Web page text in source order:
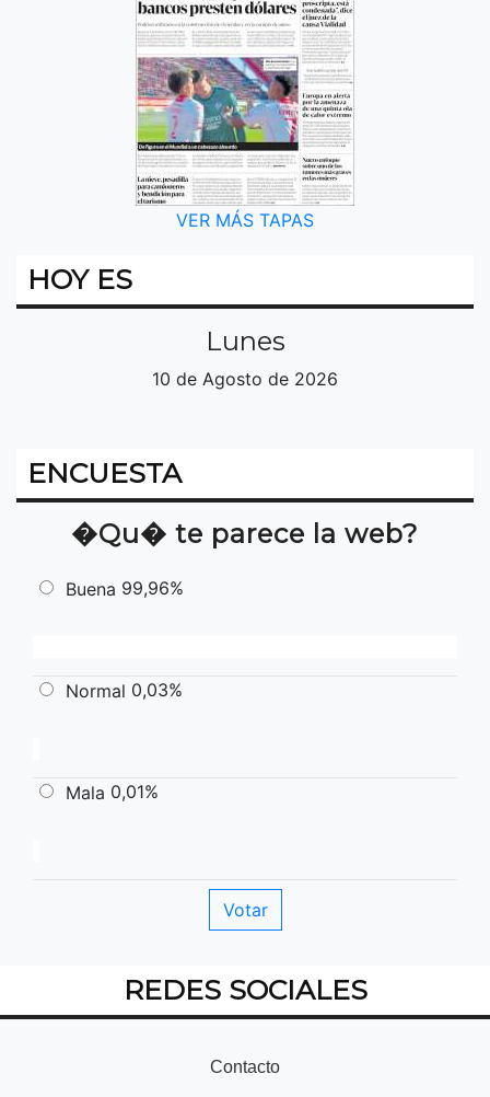
VER MÁS TAPAS
HOY ES
Lunes
10 de Agosto de 2026
ENCUESTA
�Qu� te parece la web?
Buena 99,96%
Normal 0,03%
Mala 0,01%
REDES SOCIALES
Contacto